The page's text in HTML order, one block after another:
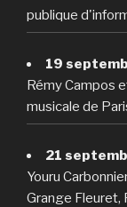
publique
19
Rémy Campos
musicale de
21
Youru
Grange Fleuret,